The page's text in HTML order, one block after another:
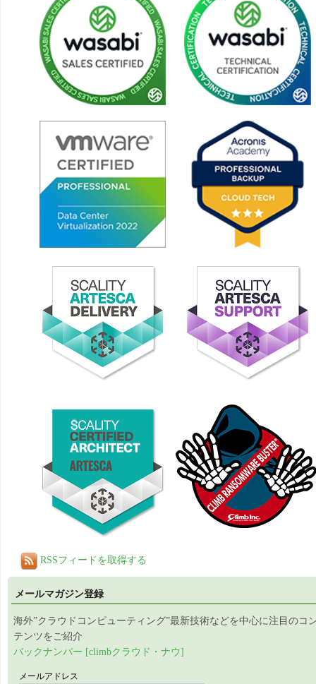
RSSフィードを取得する
メールマガジン登録
海外”クラウドコンピューティング”最新技術などを中心に注目のコ
テンツをご紹介
バックナンバー [climbクラウド・ナウ]